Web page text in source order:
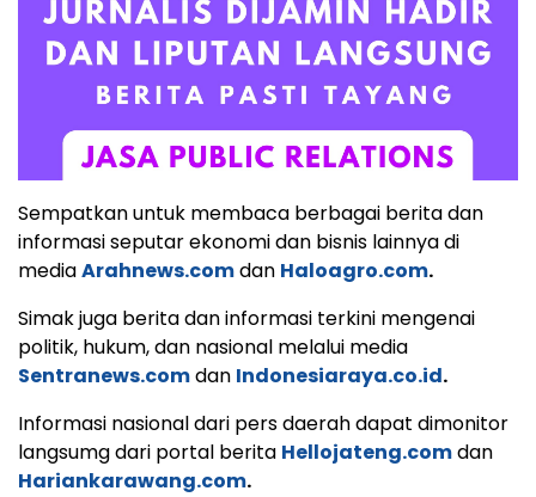
Sempatkan untuk membaca berbagai berita dan
informasi seputar ekonomi dan bisnis lainnya di
mediaArahnews.comdan Haloagro.com.
Simak juga berita dan informasi terkini mengenai
politik, hukum, dan nasional melalui media
Sentranews.comdan Indonesiaraya.co.id.
Informasi nasional dari pers daerah dapat dimonitor
langsumg dari portal berita Hellojateng.comdan
Hariankarawang.com.